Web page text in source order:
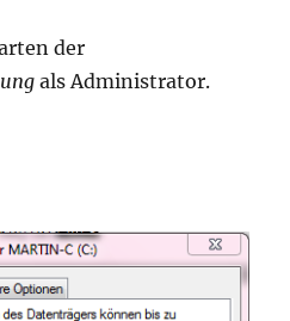
der
als Administrator.